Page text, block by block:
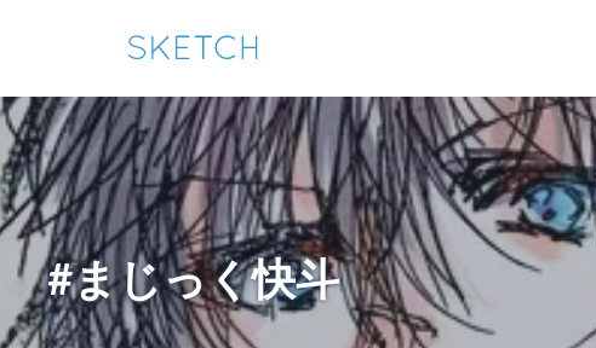
プライパシーポリシー を改定しました。
pixiv Sketchアプリでさらに快適に！
アプリで開く アプリをインストール
#まじっく快斗